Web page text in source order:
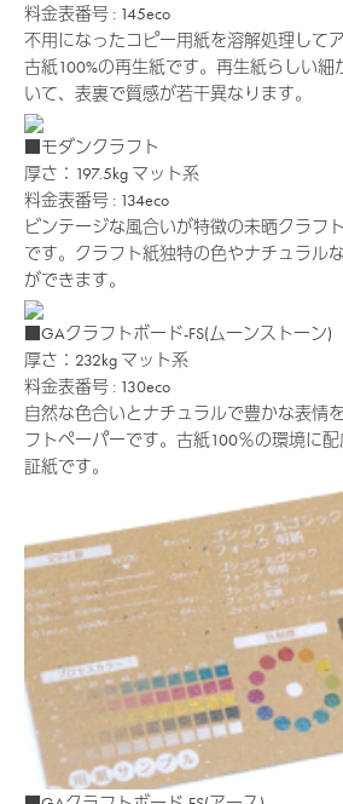
料金表番号 : 145eco
不用になったコピー用紙を溶解処理して
古紙100%の再生紙です。再生紙らしい細
いて、表裏で質感が若干異なります。
■モダンクラフト
厚さ：197.5kg マット系
料金表番号 : 134eco
ビンテージな風合いが特徴の未晒クラフ
です。クラフト紙独特の色やナチュラル
ができます。
■GAクラフトボード-FS(ムーンストーン)
厚さ：232kg マット系
料金表番号 : 130eco
自然な色合いとナチュラルで豊かな表情
フトペーパーです。古紙100％の環境に配
証紙です。